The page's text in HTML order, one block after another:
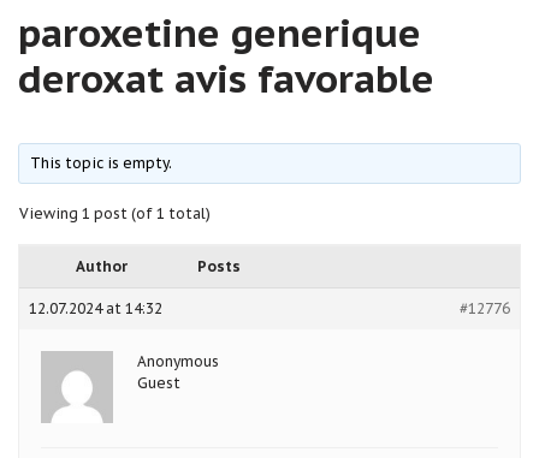
paroxetine generique
deroxat avis favorable
This topic is empty.
Viewing 1 post (of 1 total)
Author Posts
12.07.2024 at 14:32 #12776
Anonymous
Guest